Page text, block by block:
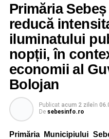
Primăria
reducă
iluminatului
nopții, în
economii al
Bolojan
Publicat acum 2 zileîn
De sebesinfo.ro
Primăria Municipiului